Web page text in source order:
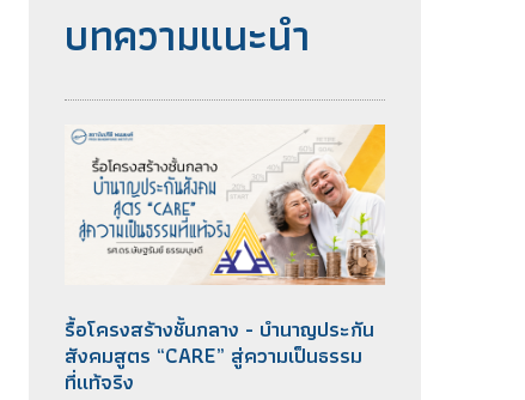
บทความแนะนำ
รื้อโครงสร้างชั้นกลาง - บำนาญประกัน
สังคมสูตร “CARE” สู่ความเป็นธรรม
ที่แท้จริง